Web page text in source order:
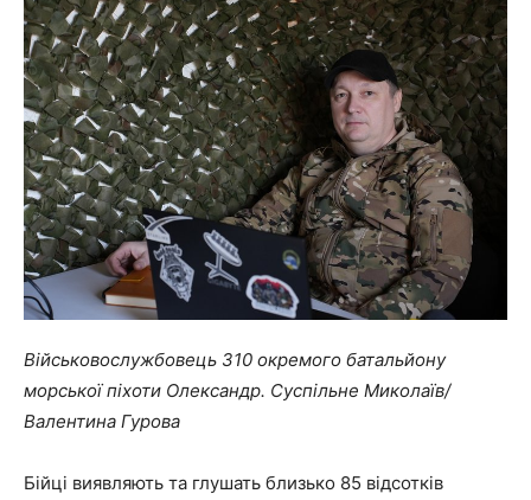
Військовослужбовець 310 окремого батальйону
морської піхоти Олександр. Суспільне Миколаїв/
Валентина Гурова
Бійці виявляють та глушать близько 85 відсотків